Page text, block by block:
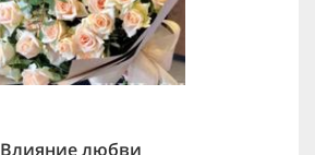
Влияние любви